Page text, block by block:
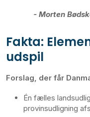
- Morten
Fakta:
udspil
Forslag, der får
Én fælles
provinsudligning